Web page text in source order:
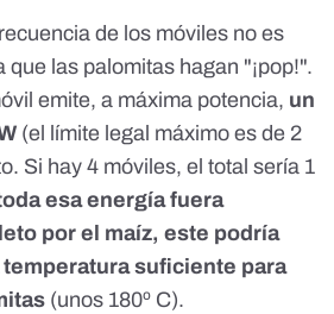
de los móviles no es
las palomitas hagan "¡pop!".
emite, a máxima potencia, un
(el límite legal máximo es de 2
Si hay 4 móviles, el total sería 1
esa energía fuera
por el maíz, este podría
temperatura suficiente para
(unos 180º C).